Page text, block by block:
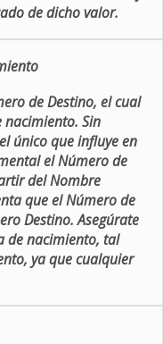
de dicho valor.
de Destino, el cual
Sin
único que influye en
el Número de
del Nombre
que el Número de
Destino. Asegúrate
de nacimiento, tal
ya que cualquier